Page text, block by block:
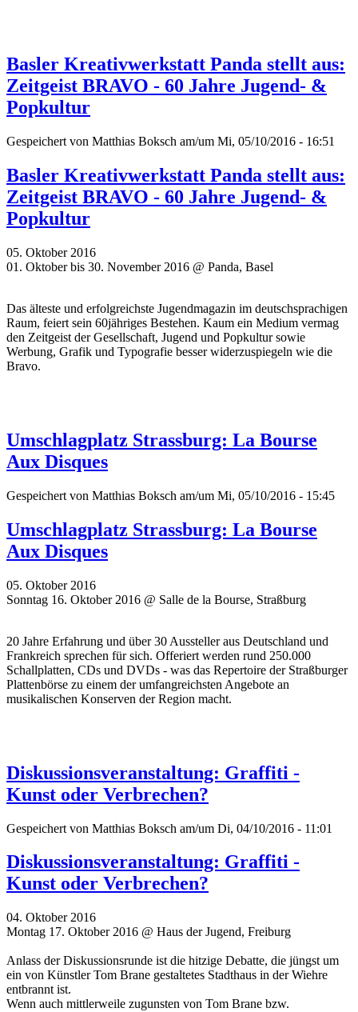
Basler Kreativwerkstatt Panda stellt aus:
Zeitgeist BRAVO - 60 Jahre Jugend- &
Popkultur
Gespeichert von Matthias Boksch am/um Mi, 05/10/2016 - 16:51
Basler Kreativwerkstatt Panda stellt aus:
Zeitgeist BRAVO - 60 Jahre Jugend- &
Popkultur
05. Oktober 2016
01. Oktober bis 30. November 2016 @ Panda, Basel
Das älteste und erfolgreichste Jugendmagazin im deutschsprachigen
Raum, feiert sein 60jähriges Bestehen. Kaum ein Medium vermag
den Zeitgeist der Gesellschaft, Jugend und Popkultur sowie
Werbung, Grafik und Typografie besser widerzuspiegeln wie die
Bravo.
Umschlagplatz Strassburg: La Bourse
Aux Disques
Gespeichert von Matthias Boksch am/um Mi, 05/10/2016 - 15:45
Umschlagplatz Strassburg: La Bourse
Aux Disques
05. Oktober 2016
Sonntag 16. Oktober 2016 @ Salle de la Bourse, Straßburg
20 Jahre Erfahrung und über 30 Aussteller aus Deutschland und
Frankreich sprechen für sich. Offeriert werden rund 250.000
Schallplatten, CDs und DVDs - was das Repertoire der Straßburger
Plattenbörse zu einem der umfangreichsten Angebote an
musikalischen Konserven der Region macht.
Diskussionsveranstaltung: Graffiti -
Kunst oder Verbrechen?
Gespeichert von Matthias Boksch am/um Di, 04/10/2016 - 11:01
Diskussionsveranstaltung: Graffiti -
Kunst oder Verbrechen?
04. Oktober 2016
Montag 17. Oktober 2016 @ Haus der Jugend, Freiburg
Anlass der Diskussionsrunde ist die hitzige Debatte, die jüngst um
ein von Künstler Tom Brane gestaltetes Stadthaus in der Wiehre
entbrannt ist.
Wenn auch mittlerweile zugunsten von Tom Brane bzw.